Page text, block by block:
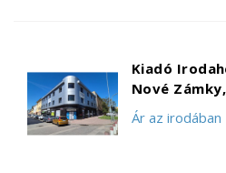
Kiadó
Nové
Ár az irodában